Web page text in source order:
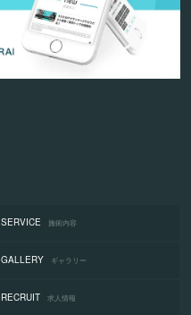
SERVICE 施術内容
GALLERY ギャラリー
RECRUIT 求人情報